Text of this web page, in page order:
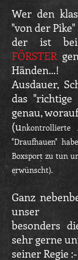
Wer den
"von der
der ist
FÖRSTER
Ausdauer,
das
genau,
(unkontrollierte
"Draufhauen"
Boxsport zu tun
erwünscht).
Ganz
unser
besonders
sehr gerne
seiner Regie